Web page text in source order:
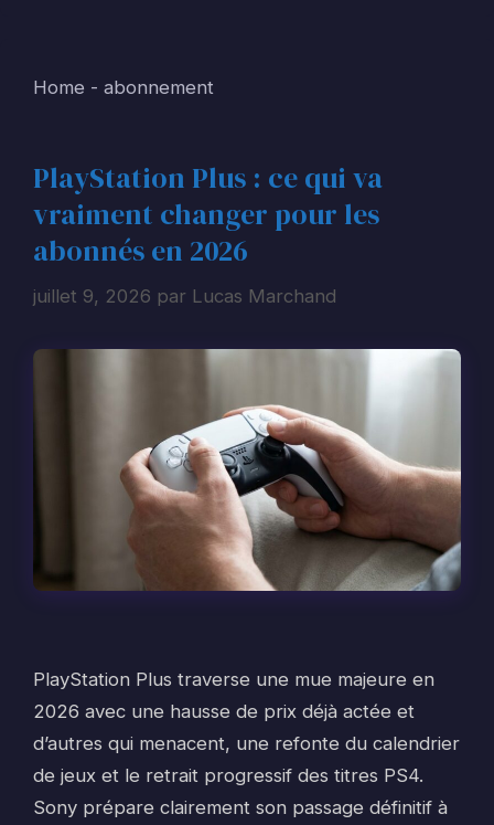
Home - abonnement
PlayStation Plus : ce qui va
vraiment changer pour les
abonnés en 2026
juillet 9, 2026 par Lucas Marchand
PlayStation Plus traverse une mue majeure en
2026 avec une hausse de prix déjà actée et
d’autres qui menacent, une refonte du calendrier
de jeux et le retrait progressif des titres PS4.
Sony prépare clairement son passage définitif à